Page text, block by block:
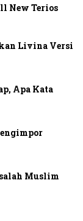
New Terios
Livina Versi
Apa Kata
Muslim